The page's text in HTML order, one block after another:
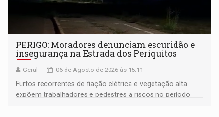
PERIGO: Moradores denunciam escuridão e
insegurança na Estrada dos Periquitos
Geral 06 de Agosto de 2026 às 15:11
Furtos recorrentes de fiação elétrica e vegetação alta
expõem trabalhadores e pedestres a riscos no período